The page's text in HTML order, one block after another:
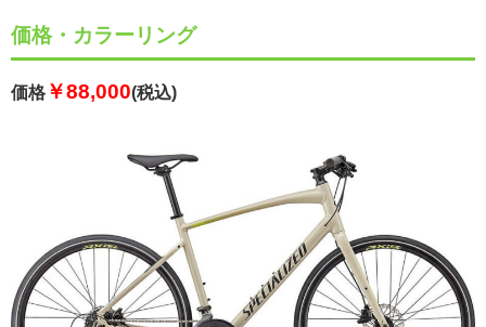
価格・カラーリング
価格 ￥88,000(税込)